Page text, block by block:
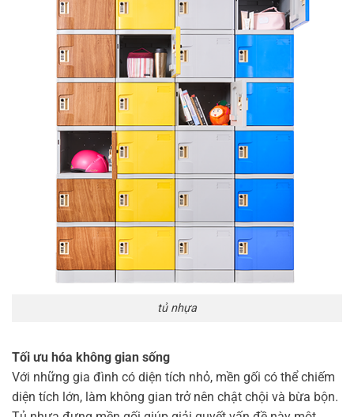
tủ nhựa
Tối ưu hóa không gian sống
Với những gia đình có diện tích nhỏ, mền gối có thể chiếm
diện tích lớn, làm không gian trở nên chật chội và bừa bộn.